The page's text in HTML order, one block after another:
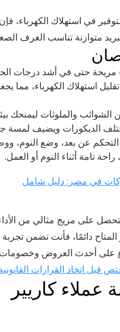
في استهلاك الكهرباء، فإن
متوازنة تناسب الغرف
مريحة حتى في أشد درجات
استهلاك الكهرباء، مما
الشوائب والملوثات ليمنحك
الديكورات ويضيف لمسة
عن بعد، وضع النوم،
تامة أثناء النوم أو العمل.
في مصر: دليل شامل
على مزيج مثالي من الأداء
دائمًا، فأنت تضمن
على أحدث العروض
قبل اتخاذ القرارات
عملاء كاريير